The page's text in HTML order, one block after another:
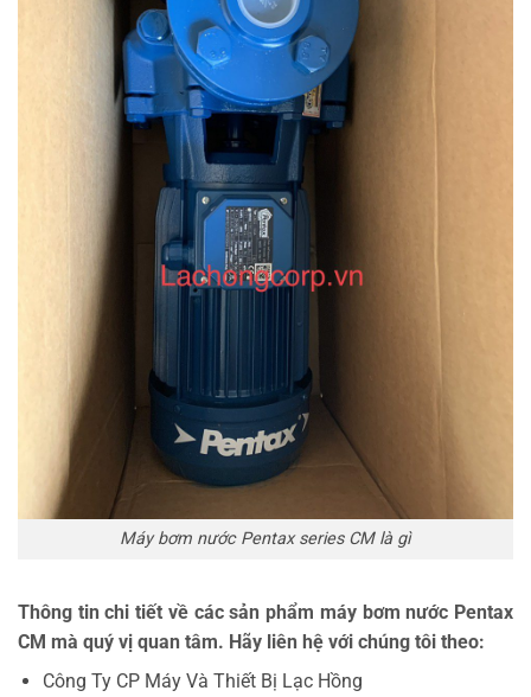
Máy bơm nước Pentax series CM là gì
Thông tin chi tiết về các sản phẩm máy bơm nước Pentax
CM mà quý vị quan tâm. Hãy liên hệ với chúng tôi theo:
Công Ty CP Máy Và Thiết Bị Lạc Hồng